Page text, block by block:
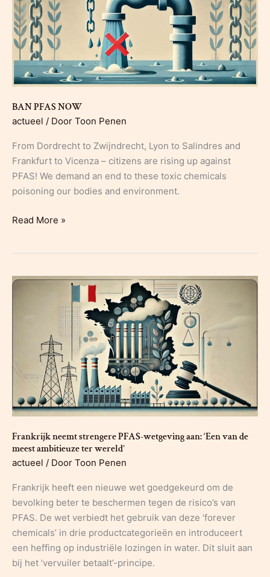
BAN PFAS NOW
actueel / Door Toon Penen
From Dordrecht to Zwijndrecht, Lyon to Salindres and
Frankfurt to Vicenza – citizens are rising up against
PFAS! We demand an end to these toxic chemicals
poisoning our bodies and environment.
BAN
Read More »
Frankrijk neemt strengere PFAS-wetgeving aan: ‘Een van de
meest ambitieuze ter wereld’
actueel / Door Toon Penen
Frankrijk heeft een nieuwe wet goedgekeurd om de
bevolking beter te beschermen tegen de risico’s van
PFAS. De wet verbiedt het gebruik van deze ‘forever
chemicals’ in drie productcategorieën en introduceert
een heffing op industriële lozingen in water. Dit sluit aan
bij het ‘vervuiler betaalt’-principe.